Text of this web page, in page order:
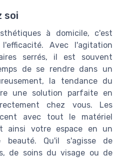
soi
à domicile, c'est
Avec l'agitation
serrés, il est souvent
de se rendre dans un
la tendance du
une solution parfaite en
chez vous. Les
avec tout le matériel
ainsi votre espace en un
beauté. Qu'il s'agisse de
de soins du visage ou de